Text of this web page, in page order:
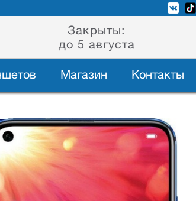
Закрыты:
до 5 августа
Магазин Контакты